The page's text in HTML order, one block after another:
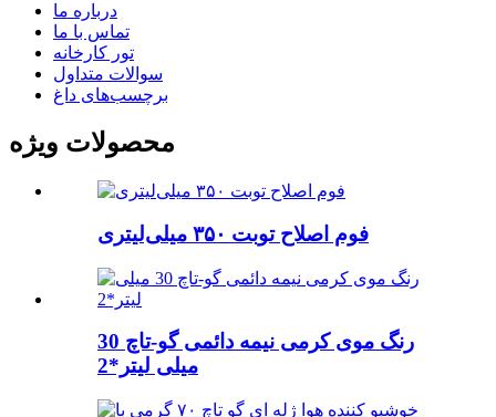
درباره ما
تماس با ما
تور کارخانه
سوالات متداول
برچسب‌های داغ
محصولات ویژه
فوم اصلاح توبت ۳۵۰ میلی‌لیتری
رنگ موی کرمی نیمه دائمی گو-تاچ 30
میلی لیتر*2